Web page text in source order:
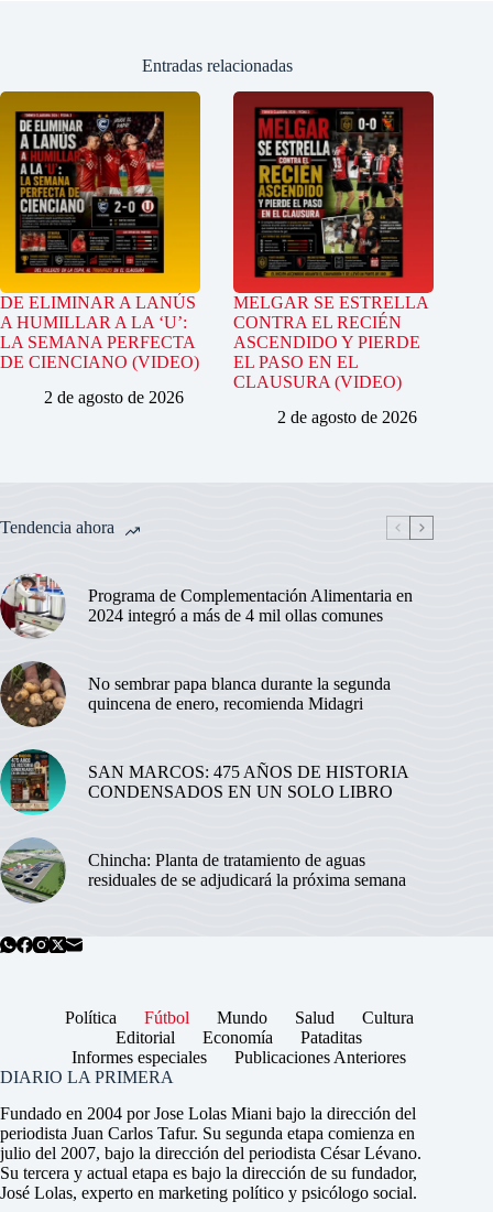
Entradas relacionadas
DE ELIMINAR A LANÚS
A HUMILLAR A LA ‘U’:
LA SEMANA PERFECTA
DE CIENCIANO (VIDEO)
2 de agosto de 2026
MELGAR SE ESTRELLA
CONTRA EL RECIÉN
ASCENDIDO Y PIERDE
EL PASO EN EL
CLAUSURA (VIDEO)
2 de agosto de 2026
Tendencia ahora
Programa de Complementación Alimentaria en
2024 integró a más de 4 mil ollas comunes
No sembrar papa blanca durante la segunda
quincena de enero, recomienda Midagri
SAN MARCOS: 475 AÑOS DE HISTORIA
CONDENSADOS EN UN SOLO LIBRO
Chincha: Planta de tratamiento de aguas
residuales de se adjudicará la próxima semana
Política Fútbol Mundo Salud
Cultura
Editorial
Economía
Pataditas
Informes especiales
Publicaciones Anteriores
DIARIO LA PRIMERA
Fundado en 2004 por Jose Lolas Miani bajo la dirección del
periodista Juan Carlos Tafur. Su segunda etapa comienza en
julio del 2007, bajo la dirección del periodista César Lévano.
Su tercera y actual etapa es bajo la dirección de su fundador,
José Lolas, experto en marketing político y psicólogo social.